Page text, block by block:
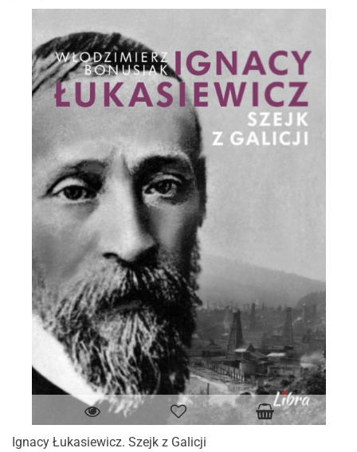
Ignacy Łukasiewicz. Szejk z Galicji